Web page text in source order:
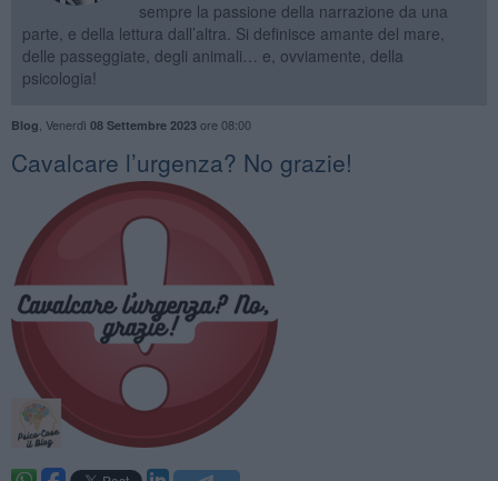
sempre la passione della narrazione da una
parte, e della lettura dall’altra. Si definisce amante del mare,
delle passeggiate, degli animali… e, ovviamente, della
psicologia!
Blog Venerdì 08 Settembre 2023ore 08:00
​Cavalcare l’urgenza? No grazie!